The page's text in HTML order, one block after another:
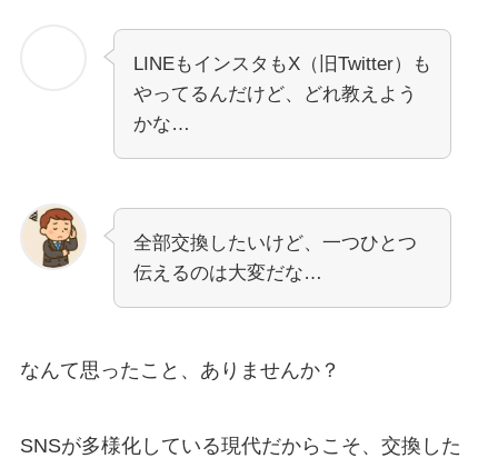
LINEもインスタもX（旧Twitter）も
やってるんだけど、どれ教えよう
かな…
全部交換したいけど、一つひとつ
伝えるのは大変だな…
なんて思ったこと、ありませんか？
SNSが多様化している現代だからこそ、交換した